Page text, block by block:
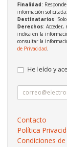
Finalidad:
información solicitada;
Destinatarios:
Derechos: Acceder,
indica en la
consultar la
de Privacidad
He leído y
Contacto
Política
Condiciones